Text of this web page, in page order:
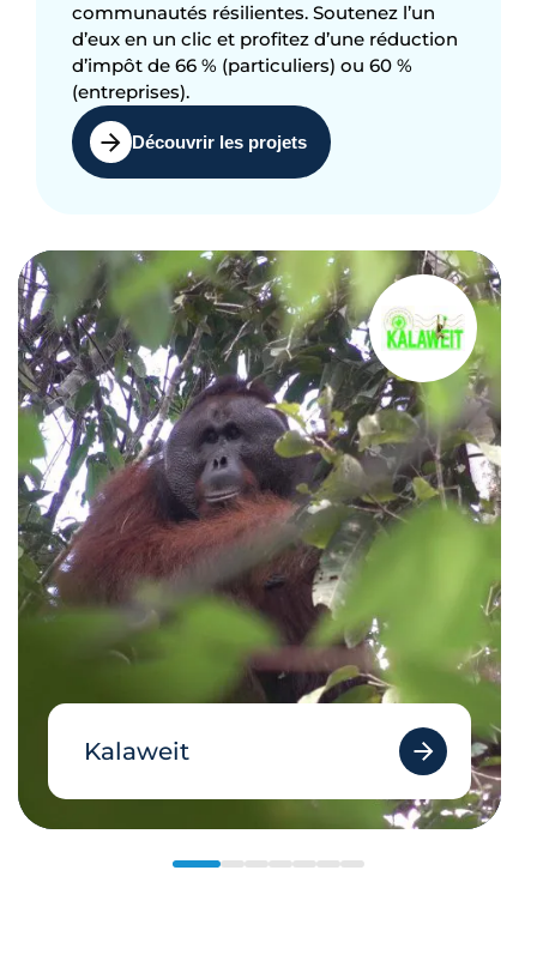
communautés résilientes. Soutenez l’un
d’eux en un clic et profitez d’une réduction
d’impôt de 66 % (particuliers) ou 60 %
(entreprises).
Découvrir les projets
Kalaweit